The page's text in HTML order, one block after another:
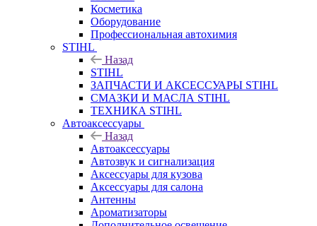
Косметика
Оборудование
Профессиональная автохимия
STIHL
Назад
STIHL
ЗАПЧАСТИ И АКСЕССУАРЫ STIHL
СМАЗКИ И МАСЛА STIHL
ТЕХНИКА STIHL
Автоаксессуары
Назад
Автоаксессуары
Автозвук и сигнализация
Аксессуары для кузова
Аксессуары для салона
Антенны
Ароматизаторы